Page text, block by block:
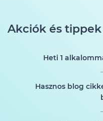
Akciók és
Heti 1
Hasznos blog